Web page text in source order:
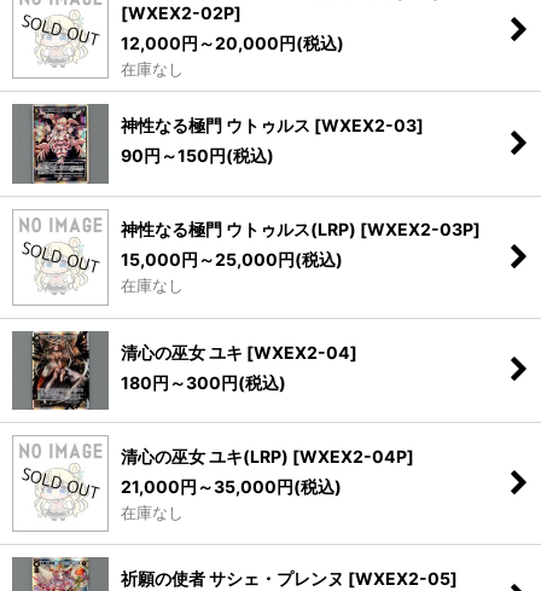
[WXEX2-02P]
12,000円 ～20,000円(税込)
在庫なし
神性なる極門 ウトゥルス [WXEX2-03]
90円 ～150円(税込)
神性なる極門 ウトゥルス(LRP) [WXEX2-03P]
15,000円 ～25,000円(税込)
在庫なし
清心の巫女 ユキ [WXEX2-04]
180円 ～300円(税込)
清心の巫女 ユキ(LRP) [WXEX2-04P]
21,000円 ～35,000円(税込)
在庫なし
祈願の使者 サシェ・プレンヌ [WXEX2-05]